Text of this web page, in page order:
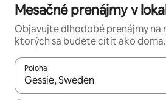
Mesačné prenájmy v
Objavujte dlhodobé prenájmy na
ktorých sa budete cítiť ako doma.
Poloha
Keď budú výsledky k dispozícii,